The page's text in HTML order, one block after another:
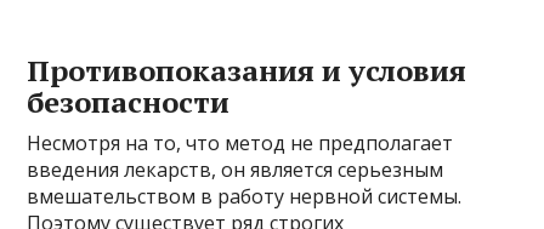
Противопоказания и условия
безопасности
Несмотря на то, что метод не предполагает
введения лекарств, он является серьезным
вмешательством в работу нервной системы.
Поэтому существует ряд строгих